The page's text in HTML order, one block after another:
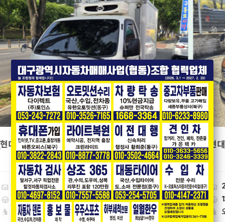
만원
[현대] 포터II CRDi 더블캡 초장축 스마트
2019년01월
13.6만km
오토
1,230 만원